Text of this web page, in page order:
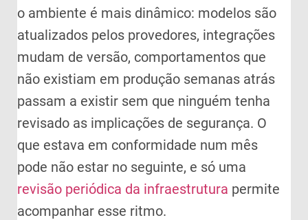
o ambiente é mais dinâmico: modelos são
atualizados pelos provedores, integrações
mudam de versão, comportamentos que
não existiam em produção semanas atrás
passam a existir sem que ninguém tenha
revisado as implicações de segurança. O
que estava em conformidade num mês
pode não estar no seguinte, e só uma
revisão periódica da infraestrutura permite
acompanhar esse ritmo.